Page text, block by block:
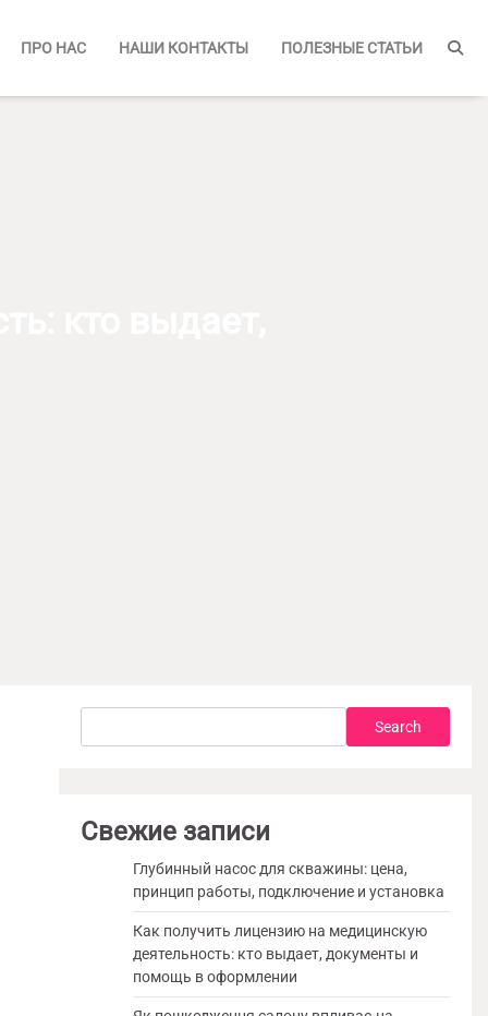
ПРО НАС НАШИ КОНТАКТЫ ПОЛЕЗНЫЕ СТАТЬИ
кто выдает,
Search
Свежие записи
Глубинный насос для скважины: цена,
принцип работы, подключение и установка
Как получить лицензию на медицинскую
деятельность: кто выдает, документы и
помощь в оформлении